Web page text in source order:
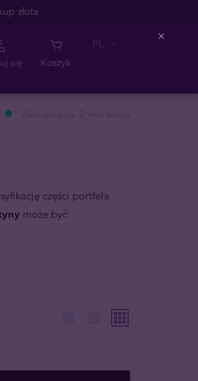
złota
się Koszyk
PL
części portfela
może być
Close